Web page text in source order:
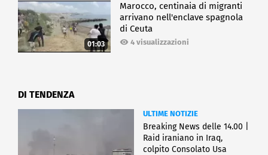
01:03
Marocco, centinaia di migranti
arrivano nell'enclave spagnola
di Ceuta
4 visualizzazioni
DI TENDENZA
ULTIME NOTIZIE
Breaking News delle 14.00 |
Raid iraniano in Iraq,
colpito Consolato Usa